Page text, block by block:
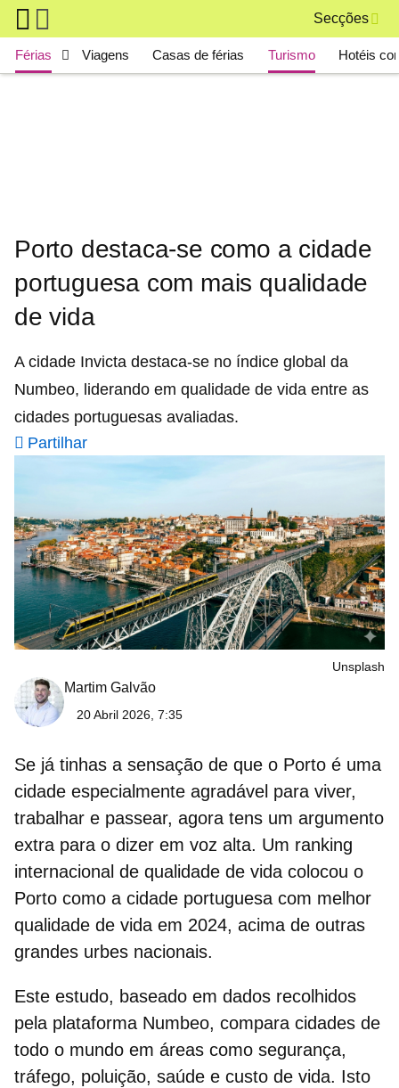
Skip to main content
Secções
Main navigation
Férias Viagens Casas de férias Turismo Hotéis
Porto destaca-se como a cidade
portuguesa com mais qualidade
de vida
A cidade Invicta destaca-se no índice global da
Numbeo, liderando em qualidade de vida entre as
cidades portuguesas avaliadas.
Partilhar
Unsplash
Martim Galvão
20 Abril 2026, 7:35
Se já tinhas a sensação de que o Porto é uma
cidade especialmente agradável para viver,
trabalhar e passear, agora tens um argumento
extra para o dizer em voz alta. Um ranking
internacional de qualidade de vida colocou o
Porto como a cidade portuguesa com melhor
qualidade de vida em 2024, acima de outras
grandes urbes nacionais.
Este estudo, baseado em dados recolhidos
pela plataforma Numbeo, compara cidades de
todo o mundo em áreas como segurança,
tráfego, poluição, saúde e custo de vida. Isto